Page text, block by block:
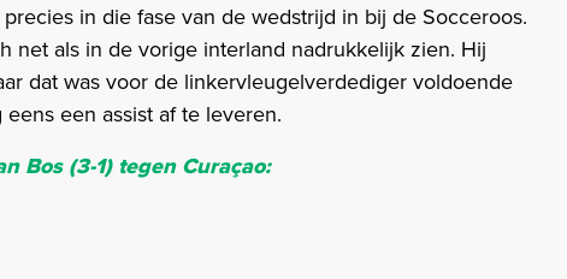
in die fase van de wedstrijd in bij de Socceroos.
net als in de vorige interland nadrukkelijk zien. Hij
dat was voor de linkervleugelverdediger voldoende
een assist af te leveren.
Bos (3-1) tegen Curaçao: